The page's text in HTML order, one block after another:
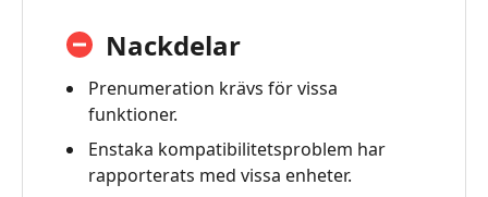
Nackdelar
Prenumeration krävs för vissa
funktioner.
Enstaka kompatibilitetsproblem har
rapporterats med vissa enheter.